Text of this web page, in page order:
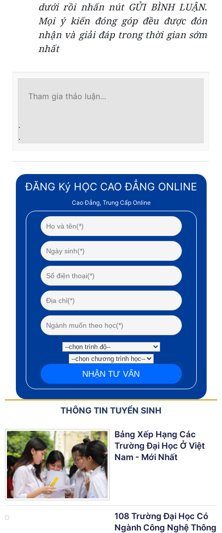
dưới rồi nhấn nút GỬI BÌNH LUẬN.
Mọi ý kiến đóng góp đều được đón
nhận và giải đáp trong thời gian sớm
nhất
.
.
ĐĂNG Ký HỌC CAO ĐẲNG ONLINE
Cao Đẳng, Trung Cấp Online
THÔNG TIN TUYỂN SINH
Bảng Xếp Hạng Các
Trường Đại Học Ở Việt
Nam - Mới Nhất
108 Trường Đại Học Có
Ngành Công Nghệ Thông